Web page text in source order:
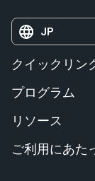
JP
クイックリン
プログラム
リソース
ご利用にあた